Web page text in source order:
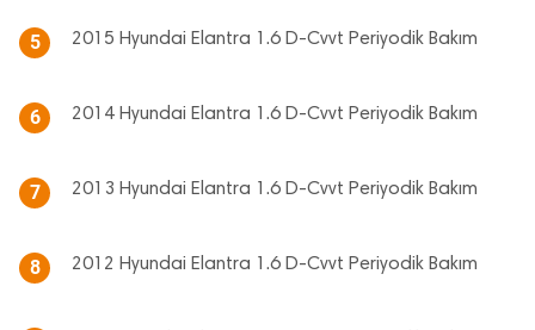
5 2015 Hyundai Elantra 1.6 D-Cvvt Periyodik Bakım
6 2014 Hyundai Elantra 1.6 D-Cvvt Periyodik Bakım
7 2013 Hyundai Elantra 1.6 D-Cvvt Periyodik Bakım
8 2012 Hyundai Elantra 1.6 D-Cvvt Periyodik Bakım